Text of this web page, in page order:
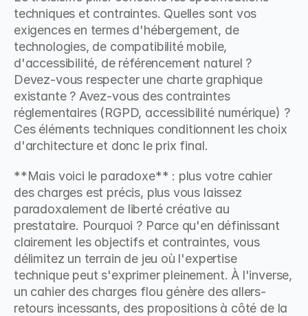
techniques et contraintes. Quelles sont vos
exigences en termes d'hébergement, de
technologies, de compatibilité mobile,
d'accessibilité, de référencement naturel ?
Devez-vous respecter une charte graphique
existante ? Avez-vous des contraintes
réglementaires (RGPD, accessibilité numérique) ?
Ces éléments techniques conditionnent les choix
d'architecture et donc le prix final.
**Mais voici le paradoxe** : plus votre cahier
des charges est précis, plus vous laissez
paradoxalement de liberté créative au
prestataire. Pourquoi ? Parce qu'en définissant
clairement les objectifs et contraintes, vous
délimitez un terrain de jeu où l'expertise
technique peut s'exprimer pleinement. À l'inverse,
un cahier des charges flou génère des allers-
retours incessants, des propositions à côté de la